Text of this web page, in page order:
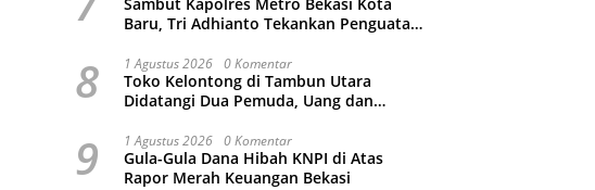
Baru, Tri Adhianto Tekankan Penguatan
8 1 Agustus 2026 0 Komentar
Toko Kelontong di Tambun Utara
Didatangi Dua Pemuda, Uang dan
9 1 Agustus 2026 0 Komentar
Gula-Gula Dana Hibah KNPI di Atas
Rapor Merah Keuangan Bekasi